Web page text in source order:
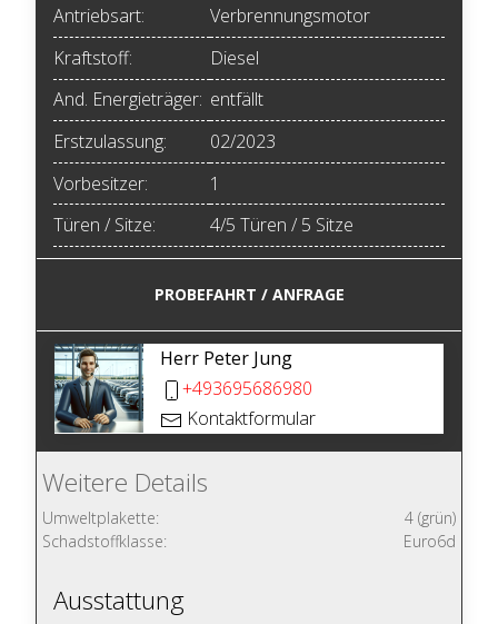
Antriebsart:
Verbrennungsmotor
Kraftstoff:
Diesel
And. Energieträger: entfällt
Erstzulassung:
02/2023
Vorbesitzer:
1
Türen / Sitze:
4/5 Türen / 5 Sitze
PROBEFAHRT / ANFRAGE
Herr Peter Jung
+493695686980
Kontaktformular
Weitere Details
Umweltplakette:
4 (grün)
Schadstoffklasse:
Euro6d
Ausstattung